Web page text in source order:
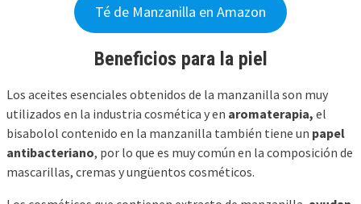
Té de Manzanilla en Amazon
Beneficios para la piel
Los aceites esenciales obtenidos de la manzanilla son muy
utilizados en la industria cosmética y en aromaterapia, el
bisabolol contenido en la manzanilla también tiene un papel
antibacteriano, por lo que es muy común en la composición de
mascarillas, cremas y ungüentos cosméticos.